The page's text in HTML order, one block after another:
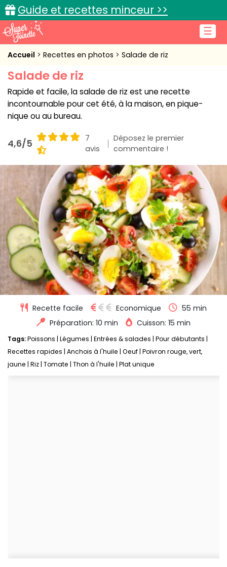
☰
Guide et recettes minceur >>
Accueil
Recettes de cuisine
Cuisine pratique
L'actu cuisine
Connexion
Accueil Recettes en photos Salade de riz
Salade de riz
Rapide et facile, la salade de riz est une recette
incontournable pour cet été, à la maison, en pique-
nique ou au bureau.
4,6/5
7
avis
Déposez le premier
commentaire !
Recette facile Economique
55 min
Préparation: 10 min
Cuisson: 15 min
Tags:Poissons Légumes Entrées & salades Pour débutants
Recettes rapides Anchois à l'huile Oeuf Poivron rouge, vert,
jaune Riz Tomate Thon à l'huile Plat unique